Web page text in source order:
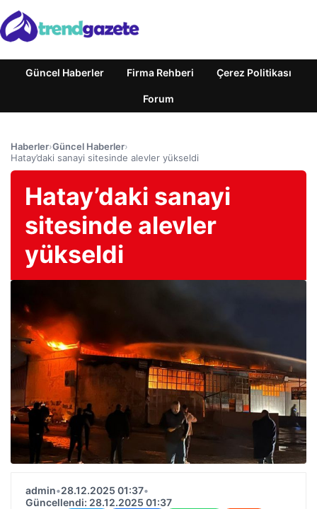
Güncel Haberler Firma Rehberi Çerez Politikası
Forum
Haberler›Güncel Haberler›
Hatay’daki sanayi sitesinde alevler yükseldi
Hatay’daki sanayi
sitesinde alevler
yükseldi
admin•28.12.2025 01:37•
Güncellendi: 28.12.2025 01:37